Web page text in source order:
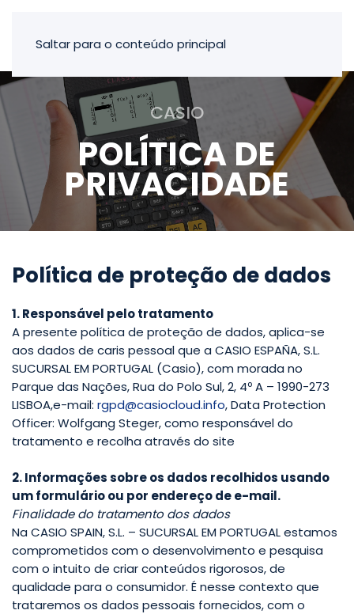
Saltar para o conteúdo principal
CASIO
POLÍTICA DE
PRIVACIDADE
Política de proteção de dados
1. Responsável pelo tratamento
A presente política de proteção de dados, aplica-se
aos dados de caris pessoal que a CASIO ESPAÑA, S.L.
SUCURSAL EM PORTUGAL (Casio), com morada no
Parque das Nações, Rua do Polo Sul, 2, 4º A – 1990-273
LISBOA,e-mail: rgpd@casiocloud.info, Data Protection
Officer: Wolfgang Steger, como responsável do
tratamento e recolha através do site
2. Informações sobre os dados recolhidos usando
um formulário ou por endereço de e-mail.
Finalidade do tratamento dos dados
Na CASIO SPAIN, S.L. – SUCURSAL EM PORTUGAL estamos
comprometidos com o desenvolvimento e pesquisa
com o intuito de criar conteúdos rigorosos, de
qualidade para o consumidor. É nesse contexto que
trataremos os dados pessoais fornecidos, com o